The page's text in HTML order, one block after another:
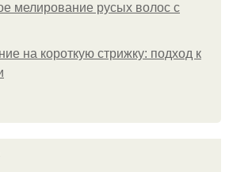
мелирование русых волос с
на короткую стрижку: подход к